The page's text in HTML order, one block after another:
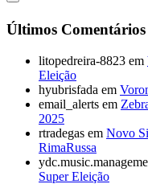
Últimos Comentários
litopedreira-8823 em
Eleição
hyubrisfada em
email_alerts em
2025
rtradegas em Novo
RimaRussa
Super Eleição